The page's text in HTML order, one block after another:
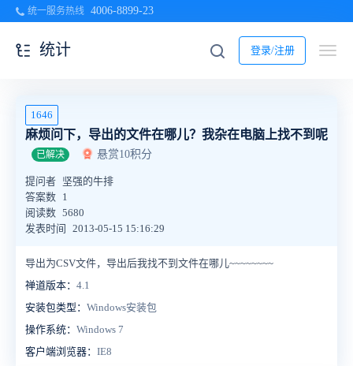
统一服务热线 4006-8899-23
登录/注册
统计
1646
麻烦问下，导出的文件在哪儿？我杂在电脑上找不到呢
已解决 悬赏10积分
提问者 坚强的牛排
答案数 1
阅读数 5680
发表时间
2013-05-15 15:16:29
导出为CSV文件，导出后我找不到文件在哪儿~~~~~~~~
禅道版本： 4.1
安装包类型： Windows安装包
操作系统： Windows 7
客户端浏览器： IE8